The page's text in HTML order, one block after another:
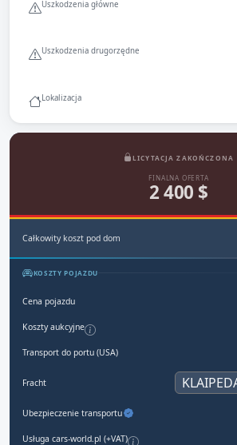
Uszkodzenia główne
Uszkodzenia drugorzędne
Lokalizacja
LICYTACJA ZAKOŃCZONA
FINALNA OFERTA
2 400 $
Całkowity koszt pod dom
KOSZTY POJAZDU
Cena pojazdu
Koszty aukcyjne
Transport do portu (USA)
Fracht
Ubezpieczenie transportu
Usługa cars-world.pl (+VAT)